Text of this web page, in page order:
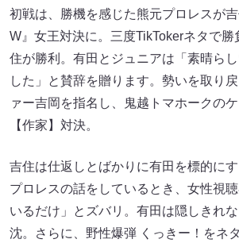
初戦は、勝機を感じた熊元プロレスが
W』女王対決に。三度TikTokerネタで
住が勝利。有田とジュニアは「素晴ら
した」と賛辞を贈ります。勢いを取り
ァー吉岡を指名し、鬼越トマホークの
【作家】対決。
吉住は仕返しとばかりに有田を標的にす
プロレスの話をしているとき、女性視
いるだけ」とズバリ。有田は隠しきれ
沈。さらに、野性爆弾 くっきー！をネ